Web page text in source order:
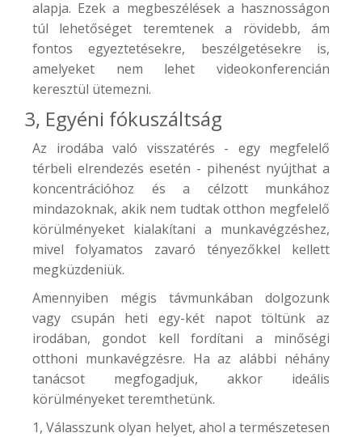
alapja. Ezek a megbeszélések a hasznosságon
túl lehetőséget teremtenek a rövidebb, ám
fontos egyeztetésekre, beszélgetésekre is,
amelyeket nem lehet videokonferencián
keresztül ütemezni.
3, Egyéni fókuszáltság
Az irodába való visszatérés - egy megfelelő
térbeli elrendezés esetén - pihenést nyújthat a
koncentrációhoz és a célzott munkához
mindazoknak, akik nem tudtak otthon megfelelő
körülményeket kialakítani a munkavégzéshez,
mivel folyamatos zavaró tényezőkkel kellett
megküzdeniük.
Amennyiben mégis távmunkában dolgozunk
vagy csupán heti egy-két napot töltünk az
irodában, gondot kell fordítani a minőségi
otthoni munkavégzésre. Ha az alábbi néhány
tanácsot megfogadjuk, akkor ideális
körülményeket teremthetünk.
1, Válasszunk olyan helyet, ahol a természetesen